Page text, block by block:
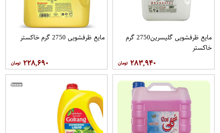
مایع ظرفشویی گلیسرین2750 گرم
خاکستر
۲۸۳,۹۴۰
مایع ظرفشویی 2750 گرم خاکستر
۲۲۸,۶۹۰